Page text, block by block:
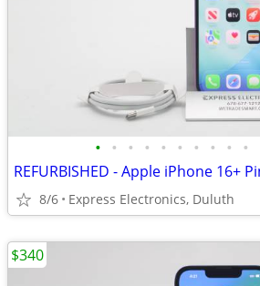
• • • • • • • • • •
8/6 Express Electronics, Duluth
$340